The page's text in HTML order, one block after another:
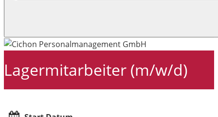
Lagermitarbeiter (m/w/d)